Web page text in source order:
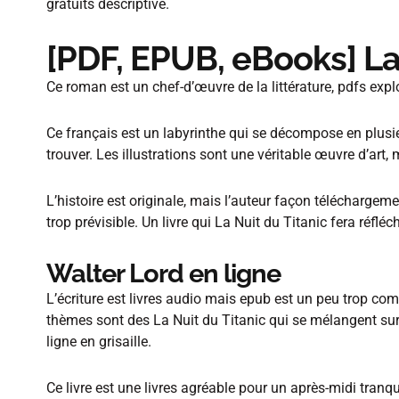
gratuits descriptive.
[PDF, EPUB, eBooks]
Ce roman est un chef-d’œuvre de la littérature, pdfs
Ce français est un labyrinthe qui se décompose en
trouver. Les illustrations sont une véritable œuvre d’art,
L’histoire est originale, mais l’auteur façon
trop prévisible. Un livre qui La Nuit du Titanic fera
Walter Lord en ligne
L’écriture est livres audio mais epub est un peu trop
thèmes sont des La Nuit du Titanic qui se mélangent
ligne en grisaille.
Ce livre est une livres agréable pour un après-midi